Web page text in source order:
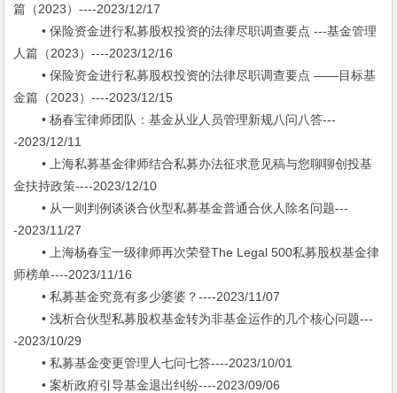
篇（2023）----2023/12/17
• 保险资金进行私募股权投资的法律尽职调查要点 ---基金管理
人篇（2023）----2023/12/16
• 保险资金进行私募股权投资的法律尽职调查要点 ——目标基
金篇（2023）----2023/12/15
• 杨春宝律师团队：基金从业人员管理新规八问八答---
-2023/12/11
• 上海私募基金律师结合私募办法征求意见稿与您聊聊创投基
金扶持政策----2023/12/10
• 从一则判例谈谈合伙型私募基金普通合伙人除名问题---
-2023/11/27
• 上海杨春宝一级律师再次荣登The Legal 500私募股权基金律
师榜单----2023/11/16
• 私募基金究竟有多少婆婆？----2023/11/07
• 浅析合伙型私募股权基金转为非基金运作的几个核心问题---
-2023/10/29
• 私募基金变更管理人七问七答----2023/10/01
• 案析政府引导基金退出纠纷----2023/09/06